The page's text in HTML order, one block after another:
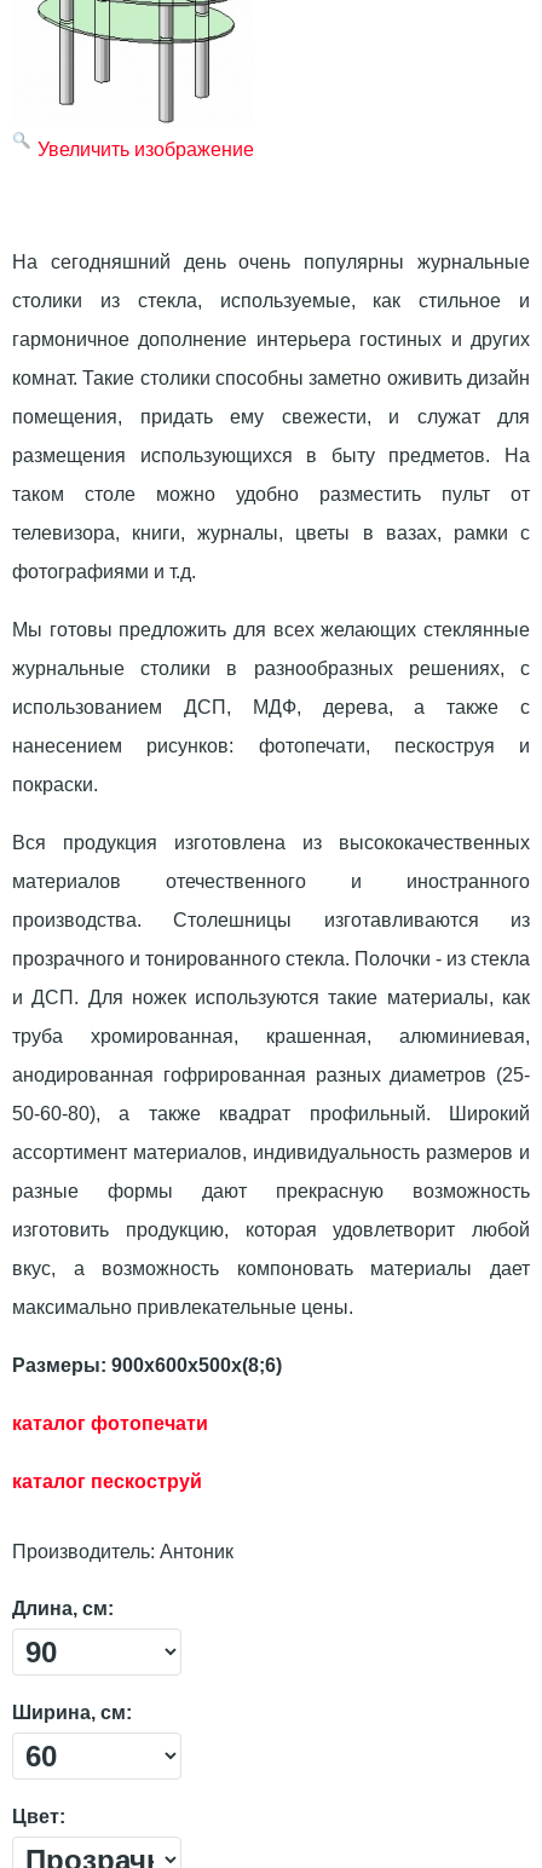
Увеличить изображение
На сегодняшний день очень популярны журнальные
столики из стекла, используемые, как стильное и
гармоничное дополнение интерьера гостиных и других
комнат. Такие столики способны заметно оживить дизайн
помещения, придать ему свежести, и служат для
размещения использующихся в быту предметов. На
таком столе можно удобно разместить пульт от
телевизора, книги, журналы, цветы в вазах, рамки с
фотографиями и т.д.
Мы готовы предложить для всех желающих стеклянные
журнальные столики в разнообразных решениях, с
использованием ДСП, МДФ, дерева, а также с
нанесением рисунков: фотопечати, пескоструя и
покраски.
Вся продукция изготовлена из высококачественных
материалов отечественного и иностранного
производства. Столешницы изготавливаются из
прозрачного и тонированного стекла. Полочки - из стекла
и ДСП. Для ножек используются такие материалы, как
труба хромированная, крашенная, алюминиевая,
анодированная гофрированная разных диаметров (25-
50-60-80), а также квадрат профильный. Широкий
ассортимент материалов, индивидуальность размеров и
разные формы дают прекрасную возможность
изготовить продукцию, которая удовлетворит любой
вкус, а возможность компоновать материалы дает
максимально привлекательные цены.
Размеры: 900х600х500х(8;6)
каталог фотопечати
каталог пескоструй
Производитель: Антоник
Длина, см:
Ширина, см:
Цвет: